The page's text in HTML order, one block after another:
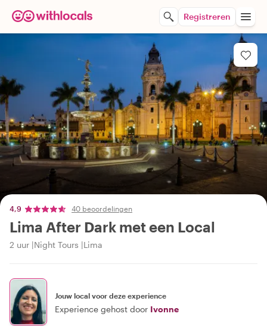
Registreren
4,9 40 beoordelingen
Lima After Dark met een Local
2 uur Night Tours Lima
Jouw local voor deze experience
Experience gehost door Ivonne